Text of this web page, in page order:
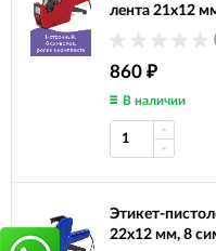
лента 21x12
860 ₽
В наличии
Этикет-
22x12 мм, 8